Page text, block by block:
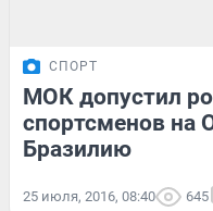
СПОРТ
МОК допустил
спортсменов на
Бразилию
25 июля, 2016, 08:40 645